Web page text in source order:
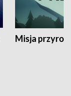
Misja